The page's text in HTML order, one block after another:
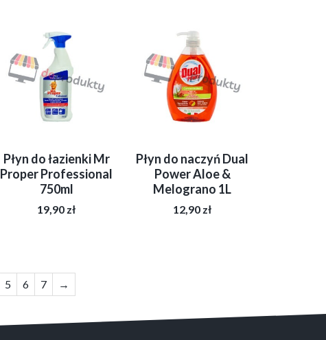
Płyn do łazienki Mr
Proper Professional
750ml
19,90 zł
Płyn do naczyń Dual
Power Aloe &
Melograno 1L
12,90 zł
5 6 7 →